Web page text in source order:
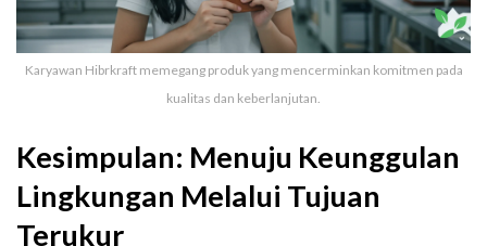
Karyawan Hibrkraft memegang produk yang mencerminkan komitmen pada
kualitas dan keberlanjutan.
Kesimpulan: Menuju Keunggulan
Lingkungan Melalui Tujuan
Terukur